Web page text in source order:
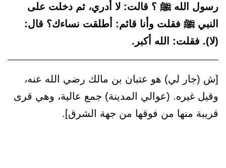
رسول الله ﷺ ؟ قالت: لا أدري، ثم دخلت على
النبي ﷺ فقلت وأنا قائم: أطلقت نساءك؟ قال:
(لا). فقلت: الله أكبر.
[ش (جار لي) هو عتبان بن مالك رضي الله عنه،
وقيل غيره. (عوالي المدينة) جمع عالية، وهي قرى
قريبة منها من فوقها من جهة الشرق].